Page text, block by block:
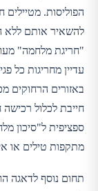
הפוליסות. מטיילים
להשאיר אותם ללא
עדיין מחריגות כל
באזורים הרחוקים
ספציפית ל"סיכון
מתקפות טילים או
תחום נוסף לדאגה